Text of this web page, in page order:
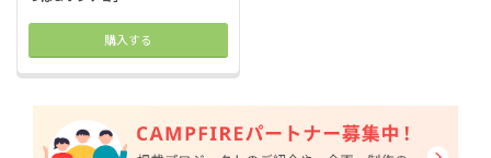
購入する